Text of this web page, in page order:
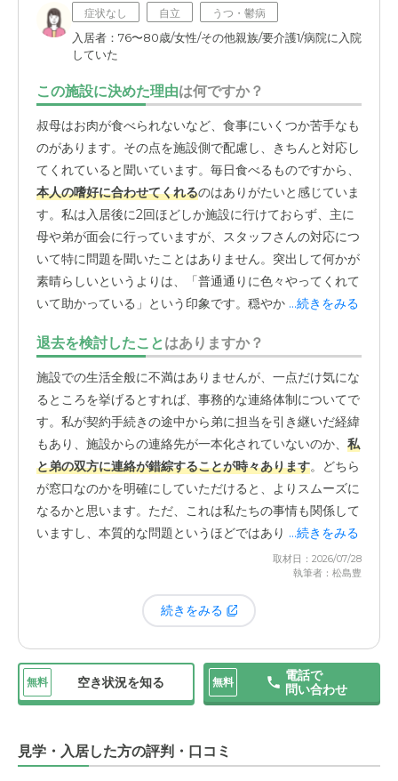
症状なし 自立 うつ・鬱病
入居者：76〜80歳/女性/その他親族/要介護1/病院に入院
していた
この施設に決めた理由は何ですか？
叔母はお肉が食べられないなど、食事にいくつか苦手なも
のがあります。その点を施設側で配慮し、きちんと対応し
てくれていると聞いています。毎日食べるものですから、
本人の嗜好に合わせてくれるのはありがたいと感じていま
す。私は入居後に2回ほどしか施設に行けておらず、主に
母や弟が面会に行っていますが、スタッフさんの対応につ
いて特に問題を聞いたことはありません。突出して何かが
素晴らしいというよりは、「普通通りに色々やってくれて
いて助かっている」という印象です。穏やかに日々を過ご
てくれているからだと思います。見学した系列の別の施設
では、施設長さんが積極的でイベントも多い印象でした
が、こちらの施設は、施設独自のレクリエーションはそれ
ほど多くないようです。その代わり、イリーゼ全体でオン
ラインのコンサートなどを実施していると聞いています。
派手さはありませんが、かえって 静かに過ごしたい叔母に
は合っている のかもしれません。
...続きをみる
退去を検討したことはありますか？
施設での生活全般に不満はありませんが、一点だけ気にな
るところを挙げるとすれば、事務的な連絡体制についてで
す。私が契約手続きの途中から弟に担当を引き継いだ経緯
もあり、施設からの連絡先が一本化されていないのか、 私
と弟の双方に連絡が錯綜することが時々あります。どちら
が窓口なのかを明確にしていただけると、よりスムーズに
なるかと思います。ただ、これは私たちの事情も関係して
いますし、本質的な問題というほどではありません。
...続きをみる
取材日：2026/07/28
執筆者：松島豊
続きをみる
無料 空き状況を知る 無料
電話で
問い合わせ
見学・入居した方の評判・口コミ